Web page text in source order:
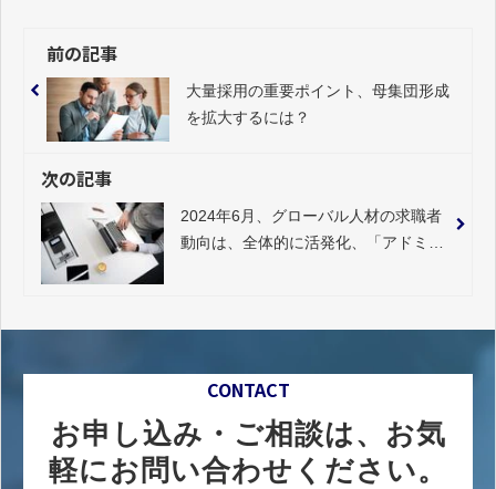
前の記事
大量採用の重要ポイント、母集団形成
を拡大するには？
次の記事
2024年6月、グローバル人材の求職者
動向は、全体的に活発化、「アドミン
CONTACT
お申し込み・ご相談は、お気
軽にお問い合わせください。